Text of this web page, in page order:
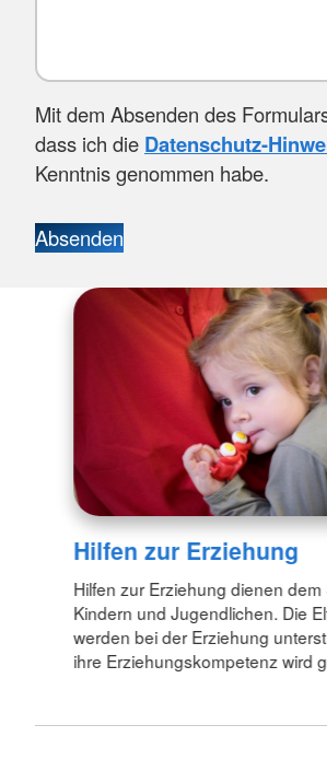
Mit dem Absenden des
dass ich die Datenschutz-
Kenntnis genommen habe.
Absenden
Hilfen zur Erziehung
Hilfen zur Erziehung dienen
Kindern und Jugendlichen. Die
werden bei der Erziehung
ihre Erziehungskompetenz wird